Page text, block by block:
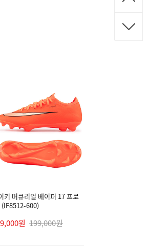
키 머큐리얼 베이퍼 17 프로
(IF8512-600)
원 199,000원